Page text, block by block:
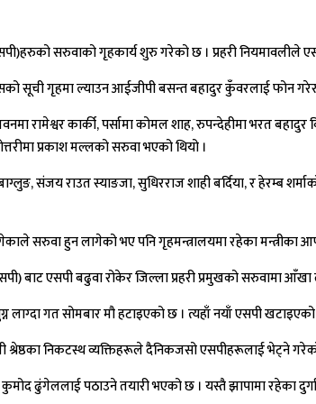
सरुवाको गृहकार्य शुरु गरेको छ । प्रहरी
सूची गृहमा ल्याउन आईजीपी बसन्त बहादुर कुँवरलाई फोन गरेर
रामेश्वर कार्की, पर्सामा कोमल शाह, रुपन्देहीमा भरत
प्रकाश मल्लको सरुवा भएको थियो ।
संजय राउत स्याङजा, सुधिरराज शाही बर्दिया, र हेरम्ब
सरुवा हुन लागेको भए पनि गृहमन्त्रालयमा रहेका
बाट एसपी बढुवा रोकेर जिल्ला प्रहरी प्रमुखको
लाग्दा गत सोमबार मौ हटाइएको छ । त्यहाँ नयाँ एसपी
श्रेष्ठका निकटस्थ व्यक्तिहरूले दैनिकजसो एसपीहरूलाई भेट्ने
कुमोद ढुंगेललाई पठाउने तयारी भएको छ । यस्तै झापामा रहेका